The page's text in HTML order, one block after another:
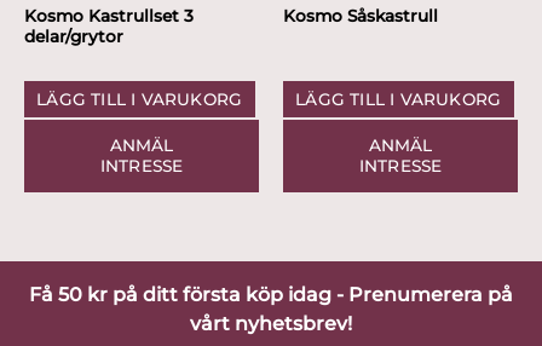
Kosmo Kastrullset 3
delar/grytor
LÄGG TILL I VARUKORG
ANMÄL
INTRESSE
Kosmo Såskastrull
LÄGG TILL I VARUKORG
ANMÄL
INTRESSE
Få 50 kr på ditt första köp idag - Prenumerera på
vårt nyhetsbrev!